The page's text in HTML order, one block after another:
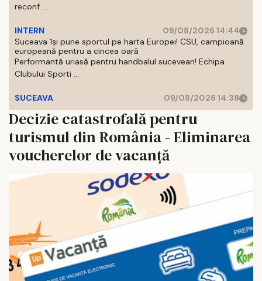
reconf ...
INTERN
09/08/2026 14:44
Suceava își pune sportul pe harta Europei! CSU, campioană
europeană pentru a cincea oară
Performantă uriasă pentru handbalul sucevean! Echipa
Clubului Sporti ...
SUCEAVA 09/08/2026 14:38
Decizie catastrofală pentru
turismul din România - Eliminarea
voucherelor de vacanță